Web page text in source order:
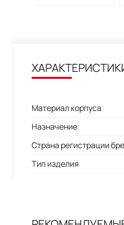
Материал корпуса
Назначение
Страна регистрации
Тип изделия